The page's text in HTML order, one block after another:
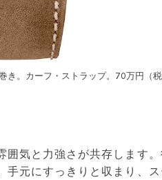
き。カーフ・ストラップ。70万円（
気と力強さが共存します
元にすっきりと収まり、